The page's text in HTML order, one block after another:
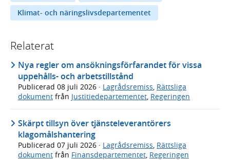
Klimat- och näringslivsdepartementet
Relaterat
Nya regler om ansökningsförfarandet för vissa
uppehålls- och arbetstillstånd
Publicerad 08 juli 2026 · Lagrådsremiss, Rättsliga
dokument från Justitiedepartementet, Regeringen
Skärpt tillsyn över tjänsteleverantörers
klagomålshantering
Publicerad 07 juli 2026 · Lagrådsremiss, Rättsliga
dokument från Finansdepartementet, Regeringen